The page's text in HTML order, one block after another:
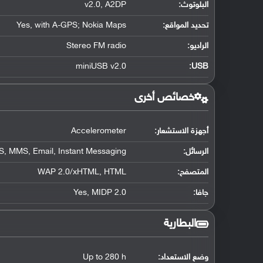
البلوتوث:
v2.0, A2DP
تحديد المواقع:
Yes, with A-GPS; Nokia Maps
الراديو: Stereo FM radio
USB
:
miniUSB v2.0
خصائص أخرى
أجهزة الاستشعار: Accelerometer
الرسائل: MMS, Email, Instant Messaging
المتصفح: WAP 2.0/xHTML, HTML
جافا: Yes, MIDP 2.0
البطارية
وضع الاستعداد: Up to 280 h